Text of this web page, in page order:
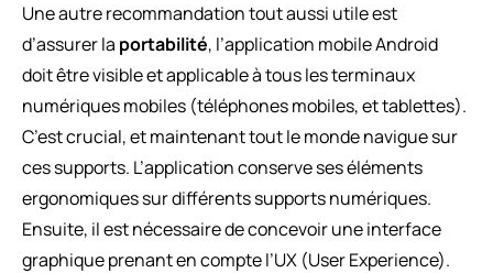
Une autre recommandation tout aussi utile est
d’assurer la portabilité, l’application mobile Android
doit être visible et applicable à tous les terminaux
numériques mobiles (téléphones mobiles, et tablettes).
C’est crucial, et maintenant tout le monde navigue sur
ces supports. L’application conserve ses éléments
ergonomiques sur différents supports numériques.
Ensuite, il est nécessaire de concevoir une interface
graphique prenant en compte l’UX (User Experience).